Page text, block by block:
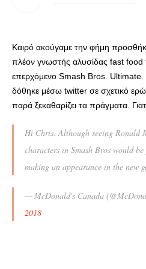
Καιρό ακούγαμε την φήμη
πλέον γνωστής αλυσίδας fast food
επερχόμενο Smash Bros.
δόθηκε μέσω twitter σε σχετικό
παρά ξεκαθαρίζει τα πράγματα.
Hi Chris. Although seeing Ronald
characters in Smash Bros would
making an appearance in the new
— McDonald's Canada
2018